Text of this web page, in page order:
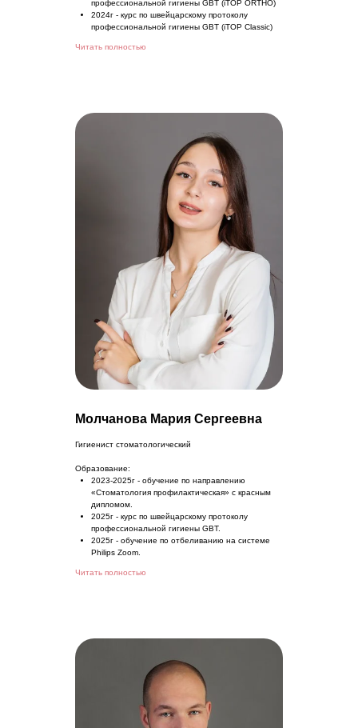
профессиональной гигиены GBT (iTOP ORTHO)
2024г - курс по швейцарскому протоколу
профессиональной гигиены GBT (iTOP Classic)
Читать полностью
Молчанова Мария Сергеевна
Гигиенист стоматологический
Образование:
2023-2025г - обучение по направлению
«Стоматология профилактическая» с красным
дипломом.
2025г - курс по швейцарскому протоколу
профессиональной гигиены GBT.
2025г - обучение по отбеливанию на системе
Philips Zoom.
Читать полностью